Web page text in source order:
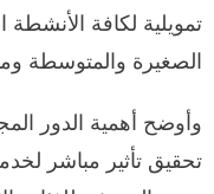
تمويلية لكافة الأنشطة
الصغيرة والمتوسطة
وأوضح أهمية الدور
تحقيق تأثير مباشر